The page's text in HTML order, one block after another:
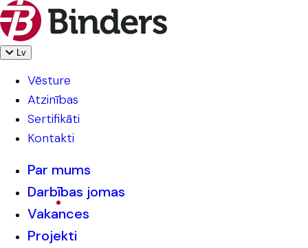
Lv
Vēsture
Atzinības
Sertifikāti
Kontakti
Par mums
Darbības jomas
Vakances
Projekti